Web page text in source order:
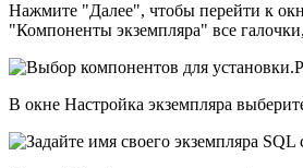
Нажмите "Далее", чтобы перейти к
"Компоненты экземпляра" все
В окне Настройка экземпляра